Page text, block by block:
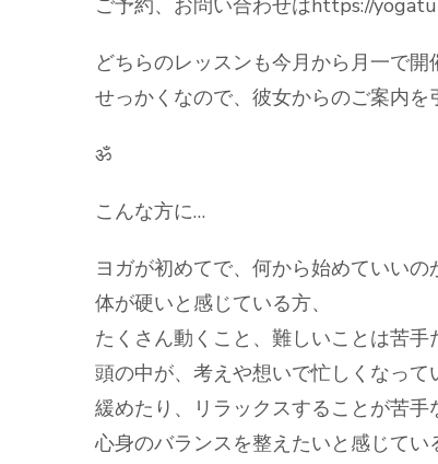
ご予約、お問い合わせはhttps://
どちらのレッスンも今月から月一で
せっかくなので、彼女からのご案内を
ॐ
こんな方に…
ヨガが初めてで、何から始めていいの
体が硬いと感じている方、
たくさん動くこと、難しいことは苦手
頭の中が、考えや想いで忙しくなって
緩めたり、リラックスすることが苦手
心身のバランスを整えたいと感じてい